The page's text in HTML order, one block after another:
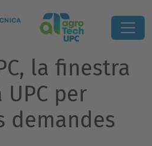
la finestra
per
demandes